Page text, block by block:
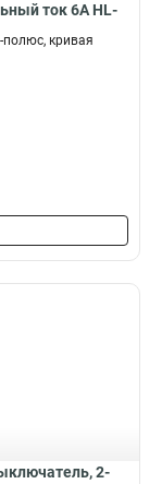
ток 6А HL-
кривая
2-